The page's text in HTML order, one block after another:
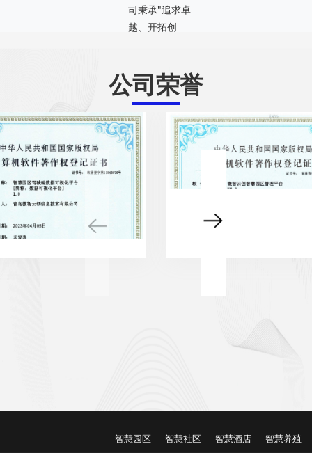
司秉承"追求卓
越、开拓创
来"的企业精
神，致力于为
企业和政府单
位提供全面的
技术应用整体
解决方案，真
正实现企业互
联网信息智能
化，提高企业
在网络科技时
公司荣誉
智慧园区 智慧社区 智慧酒店 智慧养殖